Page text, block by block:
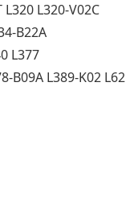
L320 L320-V02C
B22A
L377
B09A L389-K02 L62